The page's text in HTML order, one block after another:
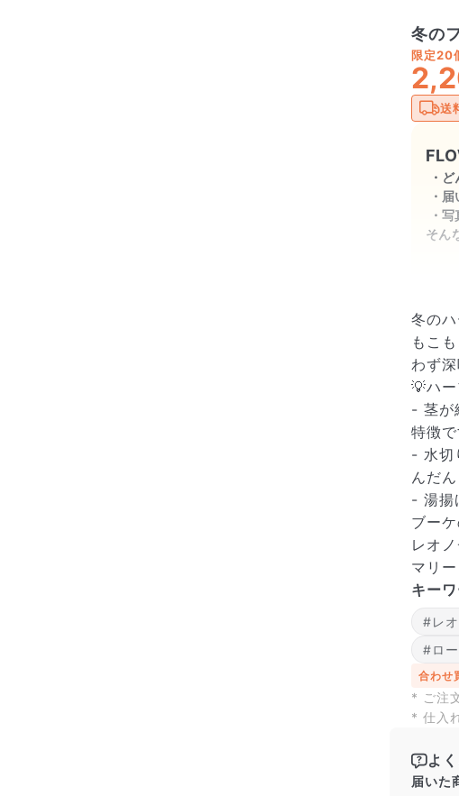
冬の
限定20
送
ど
届
写
そん
ど
出
ボッ
られ
擦れ
冬の
もこ
わず
💡ハ
- 茎が
特徴で
- 水切
んだ
- 湯揚
ブー
レオ
マリ
キー
#レ
#ロ
合わせ
* ご注
* 仕入
よ
届いた